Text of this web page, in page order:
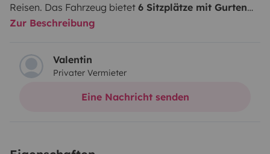
Reisen. Das Fahrzeug bietet 6 Sitzplätze mit Gurten
und eine praktische Ausstattung für entspanntes
Kühlschrank mit Gefrierfach und ausziehbarem
Flaschenfach, die120 Ah LiFePO4 Aufbaubatterie
Stromkabel, Adapter und Wasserschlauch. Der
Zur Beschreibung
Valentin
Privater Vermieter
Eine Nachricht senden